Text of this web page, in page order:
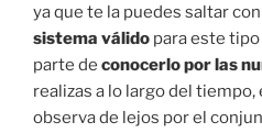
ya que te la puedes saltar
sistema válido para este
parte de conocerlo por las
realizas a lo largo del tiempo,
observa de lejos por el